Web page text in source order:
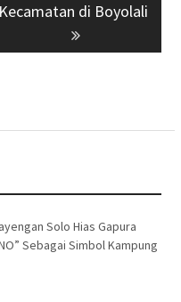
Kecamatan di Boyolali
Solo Hias Gapura
Sebagai Simbol Kampung